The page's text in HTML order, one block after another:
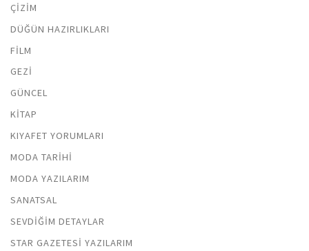
ÇIZIM
DÜĞÜN HAZIRLIKLARI
FILM
GEZI
GÜNCEL
KITAP
KIYAFET YORUMLARI
MODA TARIHI
MODA YAZILARIM
SANATSAL
SEVDIĞIM DETAYLAR
STAR GAZETESI YAZILARIM